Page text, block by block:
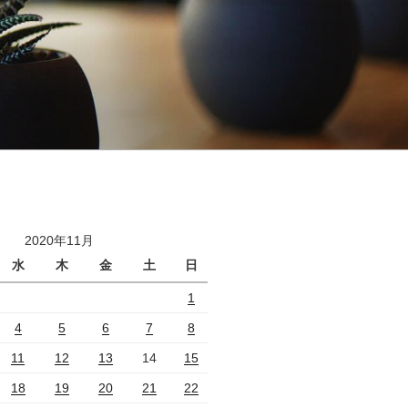
2020年11月
水 木 金 土 日
1
4 5 6 7 8
11 12 13 14 15
18 19 20 21 22